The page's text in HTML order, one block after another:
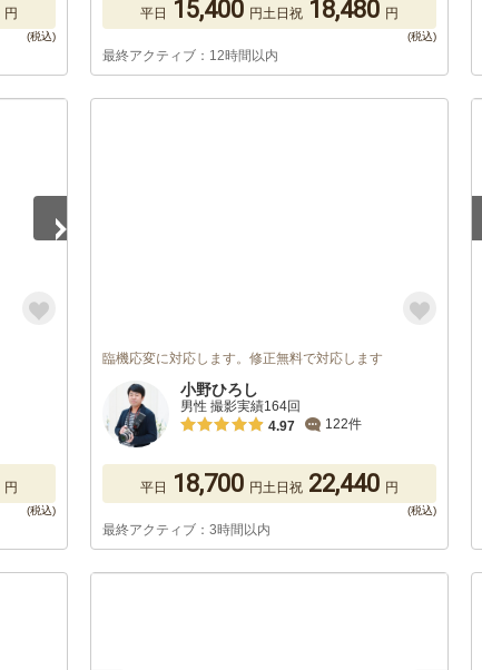
円 平日 15,400 円土日祝 18,480 円
最終アクティブ：12時間以内
円
臨機応変に対応します。修正無料で対応します
小野ひろし
男性 撮影実績164回
4.97
122件
平日 18,700 円土日祝 22,440 円
最終アクティブ：3時間以内